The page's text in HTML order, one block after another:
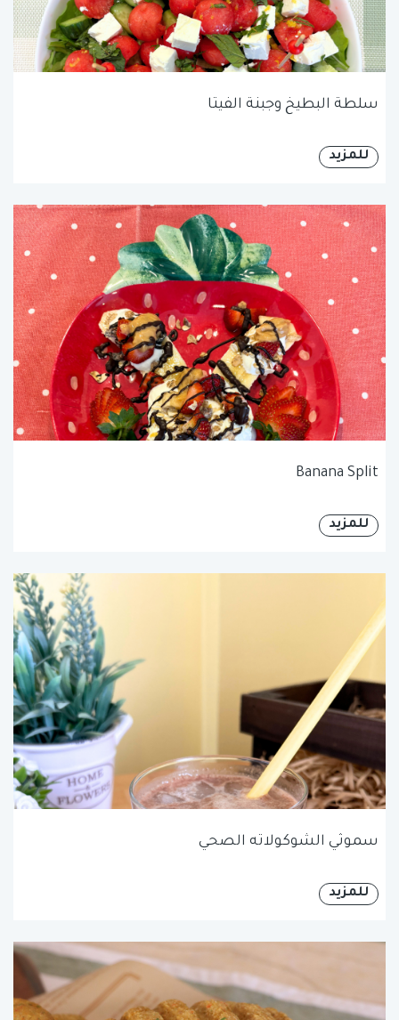
سلطة البطيخ وجبنة الفيتا
للمزيد
Banana Split
للمزيد
سموثي الشوكولاته الصحي
للمزيد